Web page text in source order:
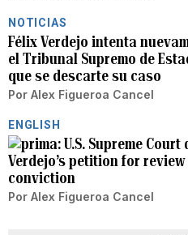
NOTICIAS
Félix Verdejo intenta
el Tribunal Supremo de
que se descarte su caso
Por Alex Figueroa Cancel
ENGLISH
U.S. Supreme
Verdejo’s petition for
conviction
Por Alex Figueroa Cancel